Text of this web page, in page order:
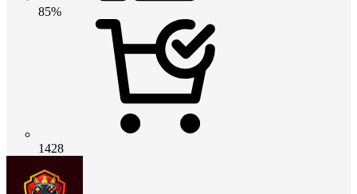
85%
1428